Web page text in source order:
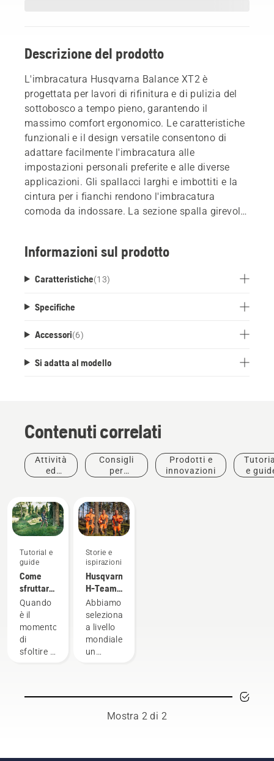
Descrizione del prodotto
L'imbracatura Husqvarna Balance XT2 è
progettata per lavori di rifinitura e di pulizia del
sottobosco a tempo pieno, garantendo il
massimo comfort ergonomico. Le caratteristiche
funzionali e il design versatile consentono di
adattare facilmente l'imbracatura alle
impostazioni personali preferite e alle diverse
applicazioni. Gli spallacci larghi e imbottiti e la
cintura per i fianchi rendono l'imbracatura
comoda da indossare. La sezione spalla girevole
cintura portautensili FLEXI e supporto delle
Informazioni sul prodotto
Caratteristiche(13)
Specifiche
Accessori(6)
Si adatta al modello
Contenuti correlati
Attività
ed
Consigli
per
Prodotti e
innovazioni
e
Tutorial e
guide
Come
sfruttare
al
massimo
il tuo
decespugliatore
Quando
è il
momento
di
sfoltire il
è lo
Storie e
ispirazioni
Husqvarna
H-Team -
Gli
ambasciatori
Abbiamo
selezionato
a livello
mondiale
un
rispettabili
Mostra 2 di 2